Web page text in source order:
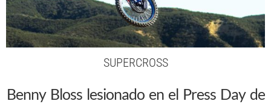
SUPERCROSS
Benny Bloss lesionado en el Press Day de